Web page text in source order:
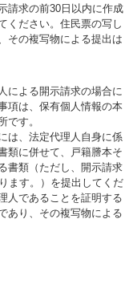
請求の前30日以内に作成
ください。住民票の写し
その複写物による提出は
による開示請求の場合に
項は、保有個人情報の本
です。
は、法定代理人自身に係
類に併せて、戸籍謄本そ
書類（ただし、開示請求
ます。）を提出してくだ
人であることを証明する
あり、その複写物による